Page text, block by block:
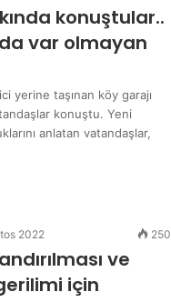
konuştular..
var olmayan
yerine taşınan köy garajı
konuştu. Yeni
anlatan vatandaşlar,
2022 250
ve
için